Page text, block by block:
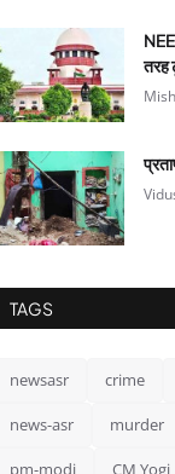
तरह
TAGS
newsasr crime
news-asr murder
pm-modi CM Yogi